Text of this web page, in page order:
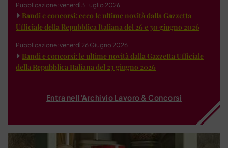
Pubblicazione: venerdì 3 Luglio 2026
Bandi e concorsi: ecco le ultime novità dalla Gazzetta
Ufficiale della Repubblica Italiana del 26 e 30 giugno 2026
Pubblicazione: venerdì 26 Giugno 2026
Bandi e concorsi: le ultime novità dalla Gazzetta Ufficiale
della Repubblica Italiana del 23 giugno 2026
Entra nell'Archivio Lavoro & Concorsi